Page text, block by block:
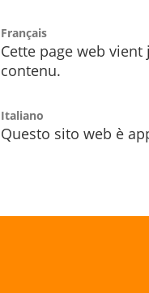
Français
Cette page web
contenu.
Italiano
Questo sito web è